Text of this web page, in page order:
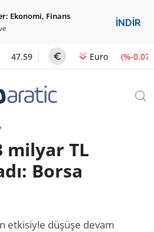
Ekonomi, Finans
İNDİR
47.59 Euro (%-0.07)
milyar TL
Borsa
etkisiyle düşüşe devam